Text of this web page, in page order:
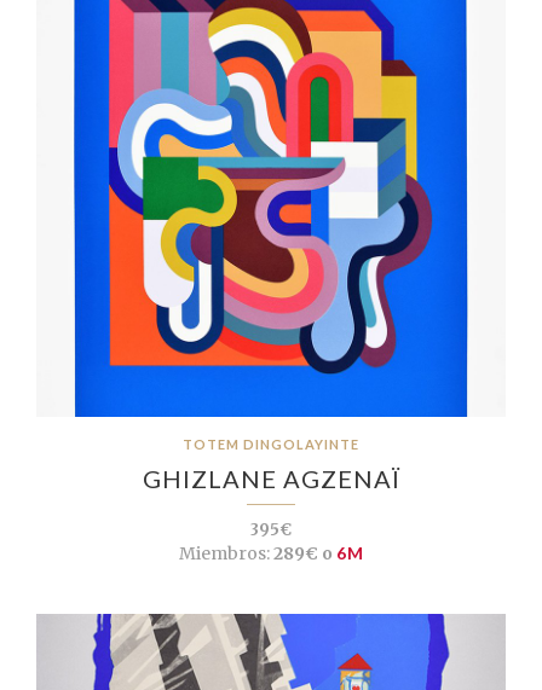
TOTEM DINGOLAYINTE
GHIZLANE AGZENAÏ
395€
Miembros:289€ o 6M